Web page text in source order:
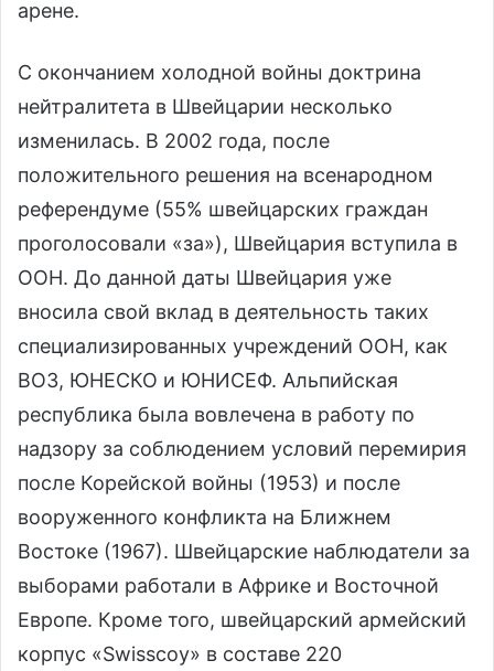
арене.
С окончанием холодной войны доктрина
нейтралитета в Швейцарии несколько
изменилась. В 2002 года, после
положительного решения на всенародном
референдуме (55% швейцарских граждан
проголосовали «за»), Швейцария вступила в
ООН. До данной даты Швейцария уже
вносила свой вклад в деятельность таких
специализированных учреждений ООН, как
ВОЗ, ЮНЕСКО и ЮНИСЕФ. Альпийская
республика была вовлечена в работу по
надзору за соблюдением условий перемирия
после Корейской войны (1953) и после
вооруженного конфликта на Ближнем
Востоке (1967). Швейцарские наблюдатели за
выборами работали в Африке и Восточной
Европе. Кроме того, швейцарский армейский
корпус «Swisscoy» в составе 220